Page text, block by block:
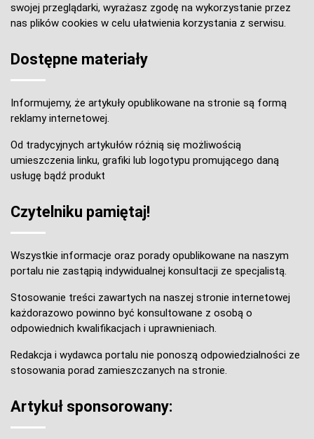
swojej przeglądarki, wyrażasz zgodę na wykorzystanie przez
nas plików cookies w celu ułatwienia korzystania z serwisu.
Dostępne materiały
Informujemy, że artykuły opublikowane na stronie są formą
reklamy internetowej.
Od tradycyjnych artykułów różnią się możliwością
umieszczenia linku, grafiki lub logotypu promującego daną
usługę bądź produkt
Czytelniku pamiętaj!
Wszystkie informacje oraz porady opublikowane na naszym
portalu nie zastąpią indywidualnej konsultacji ze specjalistą.
Stosowanie treści zawartych na naszej stronie internetowej
każdorazowo powinno być konsultowane z osobą o
odpowiednich kwalifikacjach i uprawnieniach.
Redakcja i wydawca portalu nie ponoszą odpowiedzialności ze
stosowania porad zamieszczanych na stronie.
Artykuł sponsorowany: